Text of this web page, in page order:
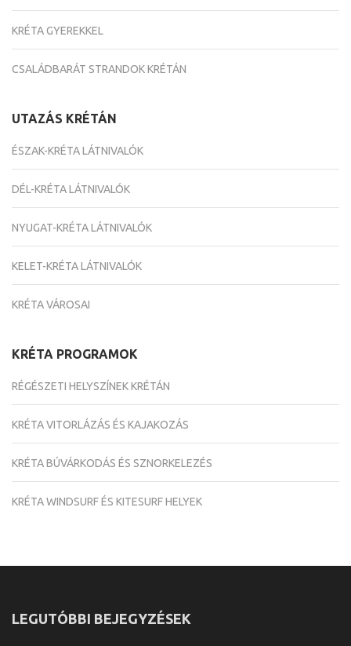
KRÉTA GYEREKKEL
CSALÁDBARÁT STRANDOK KRÉTÁN
UTAZÁS KRÉTÁN
ÉSZAK-KRÉTA LÁTNIVALÓK
DÉL-KRÉTA LÁTNIVALÓK
NYUGAT-KRÉTA LÁTNIVALÓK
KELET-KRÉTA LÁTNIVALÓK
KRÉTA VÁROSAI
KRÉTA PROGRAMOK
RÉGÉSZETI HELYSZÍNEK KRÉTÁN
KRÉTA VITORLÁZÁS ÉS KAJAKOZÁS
KRÉTA BÚVÁRKODÁS ÉS SZNORKELEZÉS
KRÉTA WINDSURF ÉS KITESURF HELYEK
LEGUTÓBBI BEJEGYZÉSEK